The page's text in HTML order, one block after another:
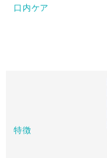
口内ケア
特徴